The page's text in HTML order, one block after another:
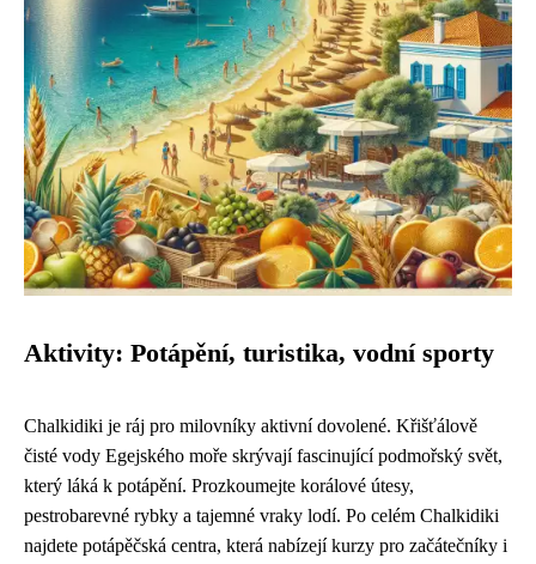
Aktivity: Potápění, turistika, vodní sporty
Chalkidiki je ráj pro milovníky aktivní dovolené. Křišťálově
čisté vody Egejského moře skrývají fascinující podmořský svět,
který láká k potápění. Prozkoumejte korálové útesy,
pestrobarevné rybky a tajemné vraky lodí. Po celém Chalkidiki
najdete potápěčská centra, která nabízejí kurzy pro začátečníky i